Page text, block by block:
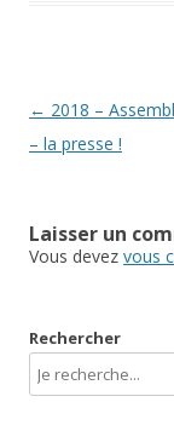
Navigation
des
← 2018 –
– la presse !
Laisser un
Vous devez vous
Rechercher